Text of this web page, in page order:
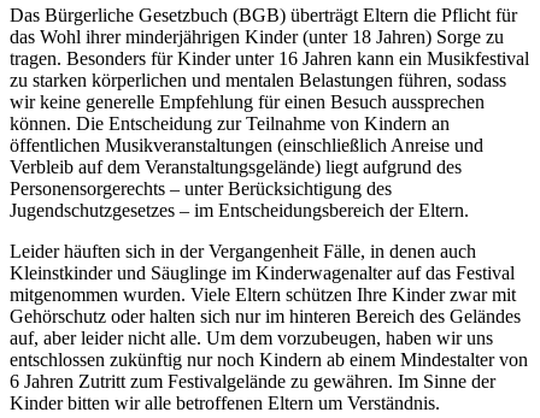
Das Bürgerliche Gesetzbuch (BGB) überträgt Eltern die Pflicht für
das Wohl ihrer minderjährigen Kinder (unter 18 Jahren) Sorge zu
tragen. Besonders für Kinder unter 16 Jahren kann ein Musikfestival
zu starken körperlichen und mentalen Belastungen führen, sodass
wir keine generelle Empfehlung für einen Besuch aussprechen
können. Die Entscheidung zur Teilnahme von Kindern an
öffentlichen Musikveranstaltungen (einschließlich Anreise und
Verbleib auf dem Veranstaltungsgelände) liegt aufgrund des
Personensorgerechts – unter Berücksichtigung des
Jugendschutzgesetzes – im Entscheidungsbereich der Eltern.
Leider häuften sich in der Vergangenheit Fälle, in denen auch
Kleinstkinder und Säuglinge im Kinderwagenalter auf das Festival
mitgenommen wurden. Viele Eltern schützen Ihre Kinder zwar mit
Gehörschutz oder halten sich nur im hinteren Bereich des Geländes
auf, aber leider nicht alle. Um dem vorzubeugen, haben wir uns
entschlossen zukünftig nur noch Kindern ab einem Mindestalter von
6 Jahren Zutritt zum Festivalgelände zu gewähren. Im Sinne der
Kinder bitten wir alle betroffenen Eltern um Verständnis.